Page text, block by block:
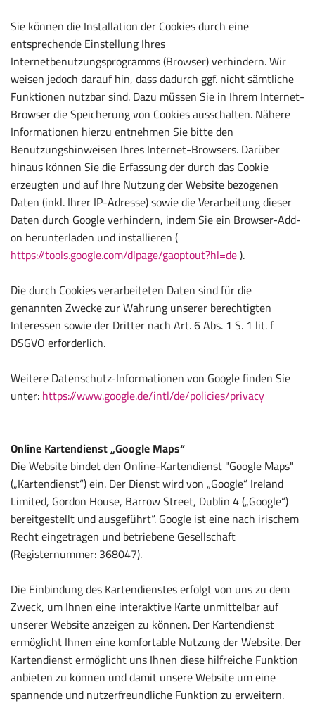
Sie können die Installation der Cookies durch eine
entsprechende Einstellung Ihres
Internetbenutzungsprogramms (Browser) verhindern. Wir
weisen jedoch darauf hin, dass dadurch ggf. nicht sämtliche
Funktionen nutzbar sind. Dazu müssen Sie in Ihrem Internet-
Browser die Speicherung von Cookies ausschalten. Nähere
Informationen hierzu entnehmen Sie bitte den
Benutzungshinweisen Ihres Internet-Browsers. Darüber
hinaus können Sie die Erfassung der durch das Cookie
erzeugten und auf Ihre Nutzung der Website bezogenen
Daten (inkl. Ihrer IP-Adresse) sowie die Verarbeitung dieser
Daten durch Google verhindern, indem Sie ein Browser-Add-
on herunterladen und installieren (
https://tools.google.com/dlpage/gaoptout?hl=de).
Die durch Cookies verarbeiteten Daten sind für die
genannten Zwecke zur Wahrung unserer berechtigten
Interessen sowie der Dritter nach Art. 6 Abs. 1 S. 1 lit. f
DSGVO erforderlich.
Weitere Datenschutz-Informationen von Google finden Sie
unter: https://www.google.de/intl/de/policies/privacy
Online Kartendienst „Google Maps“
Die Website bindet den Online-Kartendienst "Google Maps"
(„Kartendienst“) ein. Der Dienst wird von „Google“ Ireland
Limited, Gordon House, Barrow Street, Dublin 4 („Google“)
bereitgestellt und ausgeführt“. Google ist eine nach irischem
Recht eingetragen und betriebene Gesellschaft
(Registernummer: 368047).
Die Einbindung des Kartendienstes erfolgt von uns zu dem
Zweck, um Ihnen eine interaktive Karte unmittelbar auf
unserer Website anzeigen zu können. Der Kartendienst
ermöglicht Ihnen eine komfortable Nutzung der Website. Der
Kartendienst ermöglicht uns Ihnen diese hilfreiche Funktion
anbieten zu können und damit unsere Website um eine
spannende und nutzerfreundliche Funktion zu erweitern.